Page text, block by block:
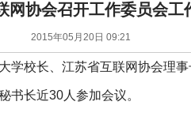
网协会召开工作委员会工
2015年05月20日 09:21
校长、江苏省互联网协会理
书长近30人参加会议。